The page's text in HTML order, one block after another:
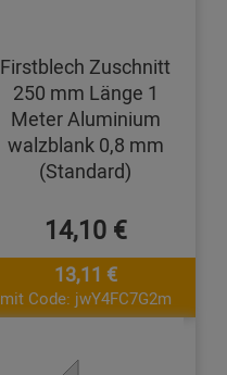
Firstblech Zuschnitt
250 mm Länge 1
Meter Aluminium
walzblank 0,8 mm
(Standard)
14,10 €
13,11 €
mit Code: jwY4FC7G2m